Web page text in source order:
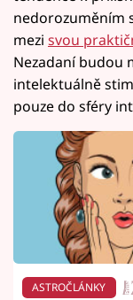
nedorozuměním
mezi svou
Nezadaní budou
intelektuálně
pouze do sféry
ASTROČLÁNKY